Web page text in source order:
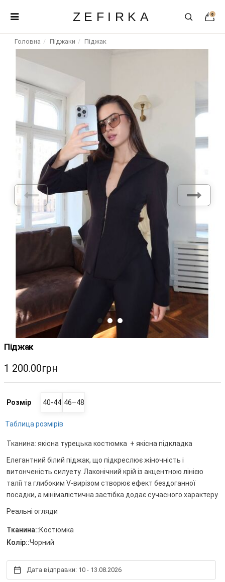
ZEFIRKA 0
Головна Піджаки Піджак
Піджак
1 200.00грн
Розмір 40-44 46–48
Таблица розмірів
Тканина: якісна турецька костюмка + якісна підкладка
Елегантний білий піджак, що підкреслює жіночність і
витонченість силуету. Лаконічний крій із акцентною лінією
талії та глибоким V-вирізом створює ефект бездоганної
посадки, а мінімалістична застібка додає сучасного характеру
Реальні огляди
Тканина::Костюмка
Колір::Чорний
Дата відправки: 10 - 13.08.2026